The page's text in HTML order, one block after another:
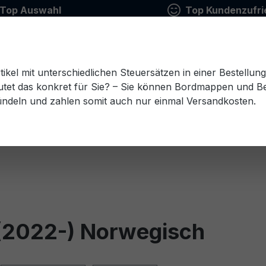
Top Auswahl Top
Estnisch Finnisch Französisch Griechisch
) Norwegisch
mit unterschiedlichen Steuersätzen in einer
das konkret für Sie? – Sie können Bordmappen und
und zahlen somit auch nur einmal Versandkosten.